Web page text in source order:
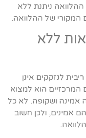
ניתנת ללא
המקורי של ההלוואה.
ללא
לנזקקים אינן
המרכזיים הוא למצוא
אמינה ושקופה. לא כל
אמינים, ולכן חשוב